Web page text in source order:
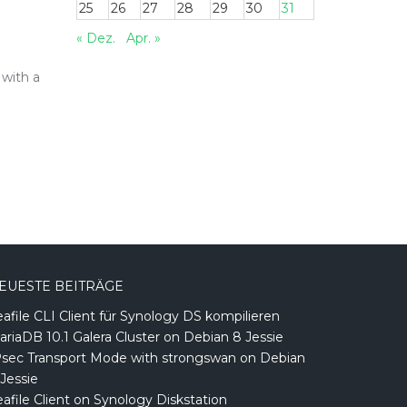
a
25
26 27 28 29 30
31
« Dez.
Apr. »
BEITRÄGE
CLI Client für Synology DS kompilieren
10.1 Galera Cluster on Debian 8 Jessie
Transport Mode with strongswan on Debian
Client on Synology Diskstation